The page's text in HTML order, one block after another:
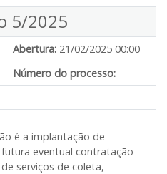
5/2025
Abertura: 21/02/2025 00:00
Número do processo:
é a implantação de
eventual contratação
serviços de coleta,